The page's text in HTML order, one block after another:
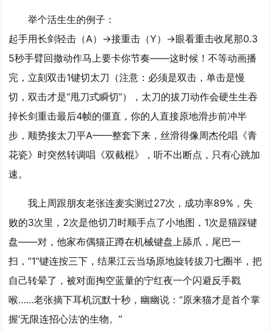
举个活生生的例子：
起手用长剑轻击（A）→接重击（Y）→眼看重击收尾那0.3
5秒手臂回撤动作马上要卡你节奏——这时候！不等动画播
完，立刻双击1键切太刀 （注意：必须是双击，单击是慢
切，双击才是“甩刀式瞬切”），太刀的拔刀动作会硬生生吞
掉长剑重击最后4帧的僵直，你的人直接原地滑步前冲半
步，顺势接太刀平A——整套下来，丝滑得像周杰伦唱《青
花瓷》时突然转调唱《双截棍》，听不出断点，只有心跳加
速。
我上周跟朋友老张连麦实测过27次，成功率89%，失
败的3次里，2次是他切刀时顺手点了小地图，1次是猫踩键
盘——对，他家布偶猫正蹲在机械键盘上舔爪，尾巴一
扫，“1”键连按三下，结果江云当场原地旋转拔刀七圈半，把
自己转晕了，被对面掏空蓝量的宁红夜一个闪避反手戳
喉……老张摘下耳机沉默十秒，幽幽说：“原来猫才是首个掌
握‘无限连招心法’的生物。”